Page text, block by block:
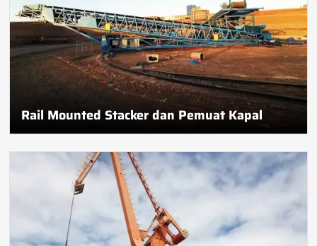
Rail Mounted Stacker dan Pemuat Kapal